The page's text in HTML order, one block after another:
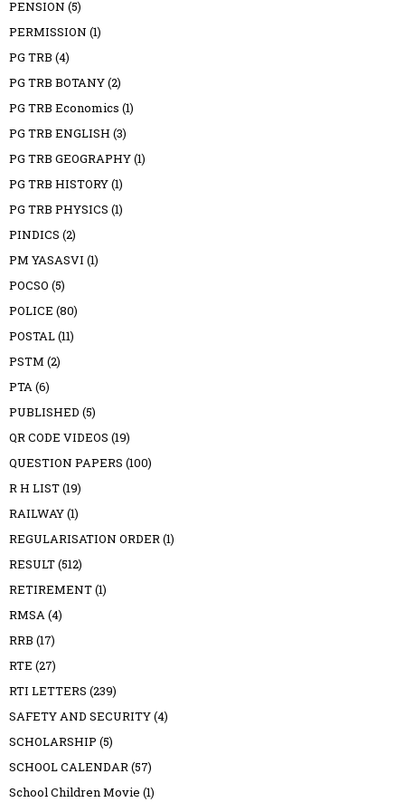
PENSION (5)
PERMISSION (1)
PG TRB (4)
PG TRB BOTANY(2)
PG TRB Economics (1)
PG TRB ENGLISH (3)
PG TRB GEOGRAPHY(1)
PG TRB HISTORY(1)
PG TRB PHYSICS (1)
PINDICS (2)
PM YASASVI (1)
POCSO (5)
POLICE (80)
POSTAL(11)
PSTM (2)
PTA(6)
PUBLISHED (5)
QR CODE VIDEOS (19)
QUESTION PAPERS (100)
R H LIST(19)
RAILWAY(1)
REGULARISATION ORDER(1)
RESULT(512)
RETIREMENT(1)
RMSA(4)
RRB (17)
RTE (27)
RTI LETTERS (239)
SAFETY AND SECURITY(4)
SCHOLARSHIP (5)
SCHOOL CALENDAR(57)
School Children Movie (1)